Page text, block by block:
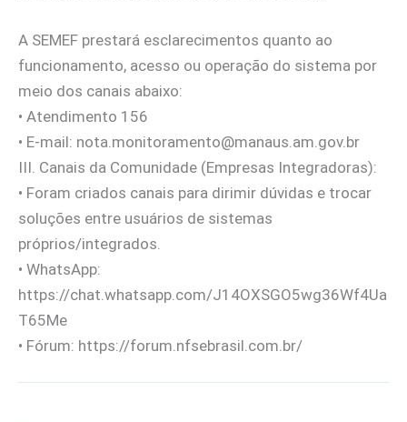
A SEMEF prestará esclarecimentos quanto ao
funcionamento, acesso ou operação do sistema por
meio dos canais abaixo:
•⁠ ⁠Atendimento 156
•⁠ ⁠E-mail: nota.monitoramento@manaus.am.gov.br
III. Canais da Comunidade (Empresas Integradoras):
•⁠ ⁠Foram criados canais para dirimir dúvidas e trocar
soluções entre usuários de sistemas
próprios/integrados.
•⁠ ⁠WhatsApp:
https://chat.whatsapp.com/J14OXSGO5wg36Wf4Ua
T65Me
•⁠ ⁠Fórum: https://forum.nfsebrasil.com.br/